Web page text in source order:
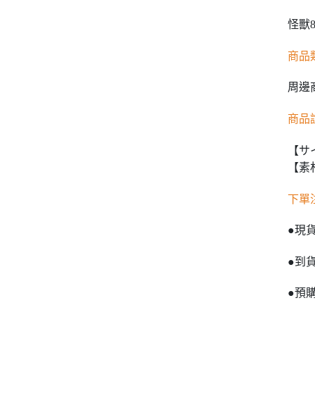
怪獸
商品
周邊
商品
【
【
下單
●現
●到
●預